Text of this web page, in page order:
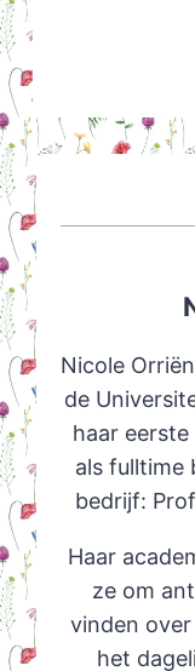
Nicole
de
haar
als fulltime
bedrijf:
Haar
ze om
vinden
het